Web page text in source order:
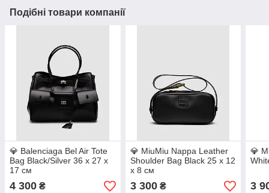
Подібні товари компанії
💎 Balenciaga Bel Air Tote
Bag Black/Silver 36 х 27 х
17 см
4 300 ₴
💎 MiuMiu Nappa Leather
Shoulder Bag Black 25 х 12
х 8 см
3 300₴
💎
3